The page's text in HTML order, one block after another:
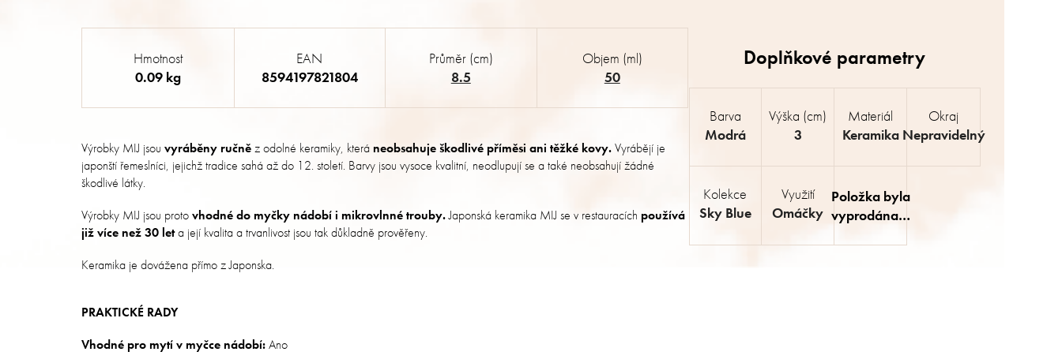
Výrobky MIJ jsou vyráběny ručněz odolné keramiky, která neobsahuje škodlivé příměsi ani těžké kovy.Vyrábějí je
japonští řemeslníci, jejichž tradice sahá až do 12. století. Barvy jsou vysoce kvalitní, neodlupují se a také neobsahují žádné
škodlivé látky.
Výrobky MIJ jsou protovhodné do myčky nádobí i mikrovlnné trouby.Japonská keramika MIJ se v restauracích používá
již více než 30 leta její kvalita a trvanlivost jsou tak důkladně prověřeny.
Keramika je dovážena přímo z Japonska.
PRAKTICKÉ RADY
Vhodné pro mytí v myčce nádobí:Ano
Hmotnost
0.09 kg
EAN
8594197821804
Průměr (cm)
8.5
Objem (ml)
50
Barva
Modrá
Výška (cm)
3
Materiál
Keramika
Okraj
Nepravidelný
Kolekce
Sky Blue
Využití
Omáčky
Položka byla
vyprodána…